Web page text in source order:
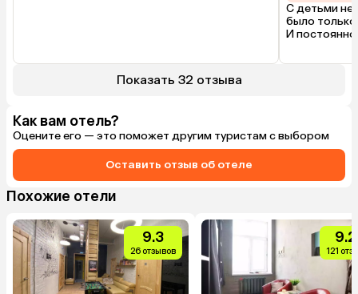
С детьми не
было
И
Показать 32 отзыва
Как вам отель?
Оцените его — это поможет другим туристам с выбором
Оставить отзыв об отеле
Похожие отели
9.3
26 отзывов
9.2
121